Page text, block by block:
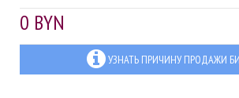
0 BYN
УЗНАТЬ ПРИЧИНУ ПРОДАЖИ